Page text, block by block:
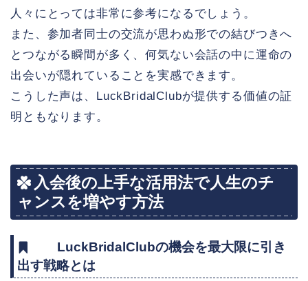
人々にとっては非常に参考になるでしょう。
また、参加者同士の交流が思わぬ形での結びつきへ
とつながる瞬間が多く、何気ない会話の中に運命の
出会いが隠れていることを実感できます。
こうした声は、LuckBridalClubが提供する価値の証
明ともなります。
入会後の上手な活用法で人生のチ
ャンスを増やす方法
LuckBridalClubの機会を最大限に引き
出す戦略とは